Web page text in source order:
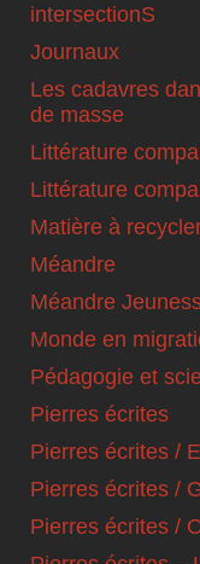
intersectionS
Journaux
Les cadavres
de masse
Littérature
Littérature
Matière à
Méandre
Méandre
Monde en
Pédagogie et
Pierres écrites
Pierres écrites /
Pierres écrites /
Pierres écrites /